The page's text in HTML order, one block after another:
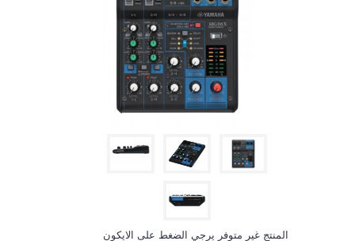
المنتج غير متوفر يرجي الضغط على الايكون